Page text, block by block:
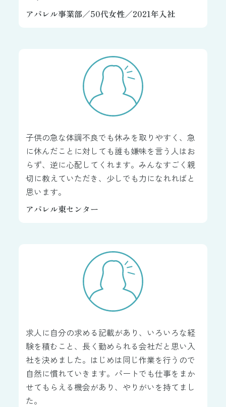
アパレル事業部／50代女性／2021年入社
子供の急な体調不良でも休みを取りやすく、急
に休んだことに対しても誰も嫌味を言う人はお
らず、逆に心配してくれます。みんなすごく親
切に教えていただき、少しでも力になれればと
思います。
アパレル東センター
求人に自分の求める記載があり、いろいろな経
験を積むこと、長く勤められる会社だと思い入
社を決めました。はじめは同じ作業を行うので
自然に慣れていきます。パートでも仕事をまか
せてもらえる機会があり、やりがいを持てまし
た。